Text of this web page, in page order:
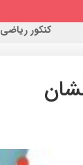
کنکور ریاضی 1403